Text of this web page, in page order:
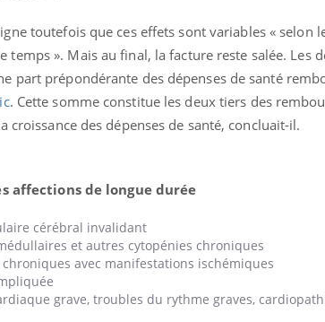
toutefois que ces effets sont variables «
temps ». Mais au final, la facture reste salée. Les
part prépondérante des dépenses de santé
. Cette somme constitue les deux tiers des
croissance des dépenses de santé, concluait-il.
affections de longue durée
cérébral invalidant
et autres cytopénies chroniques
avec manifestations ischémiques
grave, troubles du rythme graves,